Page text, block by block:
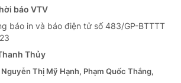
báo VTV
báo in và báo điện tử số 483/GP-BTTTT
Thủy
Nguyễn Thị Mỹ Hạnh, Phạm Quốc Thắng,